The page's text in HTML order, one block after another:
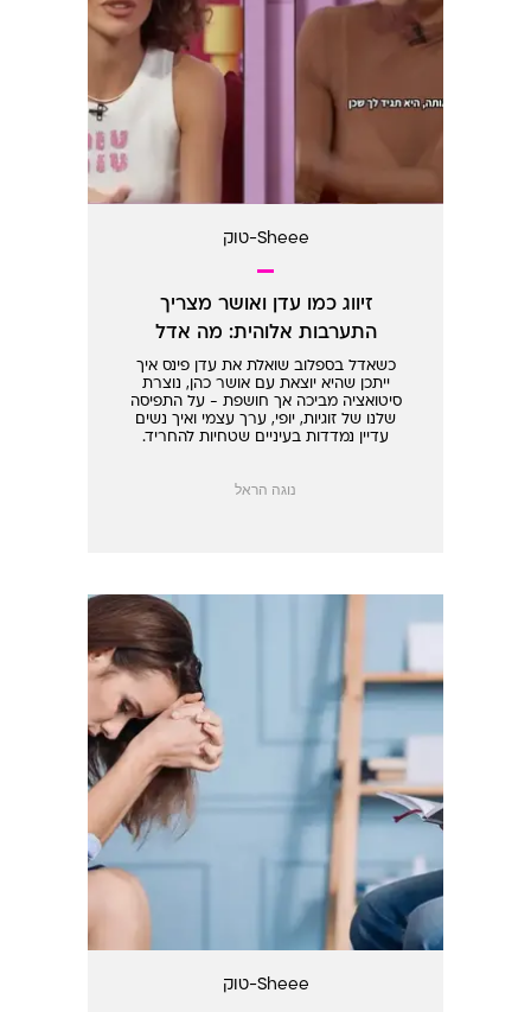
Sheee-טוק
זיווג כמו עדן ואושר מצריך
התערבות אלוהית: מה אדל
חושבת?
כשאדל בספלוב שואלת את עדן פינס איך
ייתכן שהיא יוצאת עם אושר כהן, נוצרת
סיטואציה מביכה אך חושפת - על התפיסה
שלנו של זוגיות, יופי, ערך עצמי ואיך נשים
עדיין נמדדות בעיניים שטחיות להחריד.
נוגה הראל
Sheee-טוק